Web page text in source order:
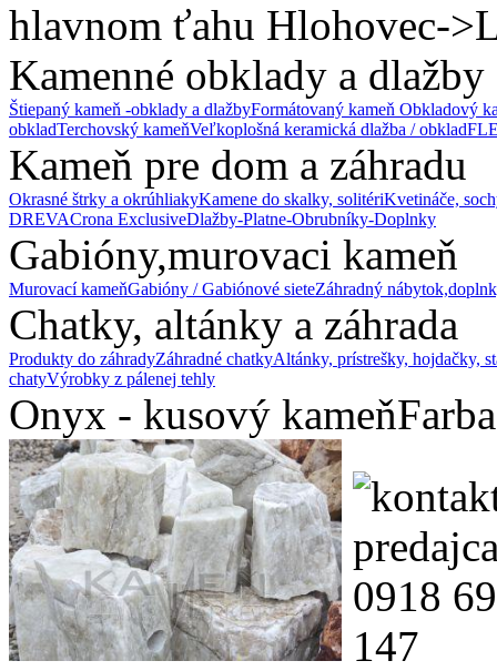
hlavnom ťahu Hlohovec-
Kamenné obklady a dlažby
Štiepaný kameň -obklady a dlažbyFormátovaný kameň Obkladový
obkladTerchovský kameňVeľkoplošná keramická dlažba / obklad
Kameň pre dom a záhradu
Okrasné štrky a okrúhliakyKamene do skalky, solitériKvetináče,
DREVACrona ExclusiveDlažby-Platne-Obrubníky-Doplnky
Gabióny,murovaci kameň
Murovací kameňGabióny / Gabiónové sieteZáhradný
Chatky, altánky a záhrada
Produkty do záhradyZáhradné chatkyAltánky, prístrešky, hojdačky,
chatyVýrobky z pálenej tehly
Onyx - kusový kameň